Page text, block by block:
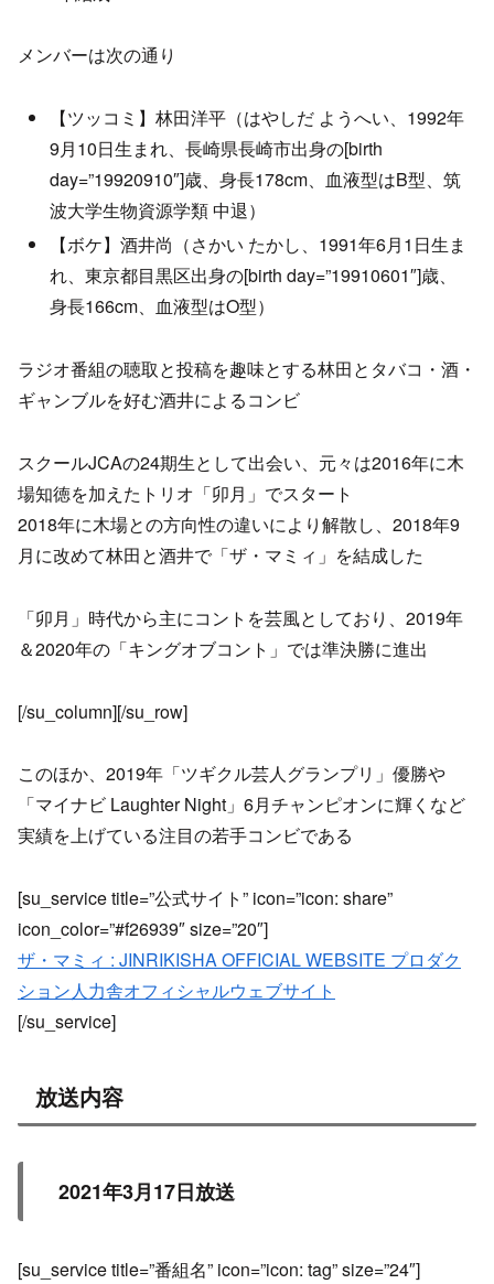
メンバーは次の通り
【ツッコミ】林田洋平（はやしだ ようへい、1992年
9月10日生まれ、長崎県長崎市出身の[birth
day=”19920910″]歳、身長178cm、血液型はB型、筑
波大学生物資源学類 中退）
【ボケ】酒井尚（さかい たかし、1991年6月1日生ま
れ、東京都目黒区出身の[birth day=”19910601″]歳、
身長166cm、血液型はO型）
ラジオ番組の聴取と投稿を趣味とする林田とタバコ・酒・
ギャンブルを好む酒井によるコンビ
スクールJCAの24期生として出会い、元々は2016年に木
場知徳を加えたトリオ「卯月」でスタート
2018年に木場との方向性の違いにより解散し、2018年9
月に改めて林田と酒井で「ザ・マミィ」を結成した
「卯月」時代から主にコントを芸風としており、2019年
＆2020年の「キングオブコント」では準決勝に進出
[/su_column][/su_row]
このほか、2019年「ツギクル芸人グランプリ」優勝や
「マイナビ Laughter Night」6月チャンピオンに輝くなど
実績を上げている注目の若手コンビである
[su_service title=”公式サイト” icon=”icon: share”
icon_color=”#f26939″ size=”20″]
ザ・マミィ : JINRIKISHA OFFICIAL WEBSITE プロダク
ション人力舎オフィシャルウェブサイト
[/su_service]
放送内容
2021年3月17日放送
[su_service title=”番組名” icon=”icon: tag” size=”24″]